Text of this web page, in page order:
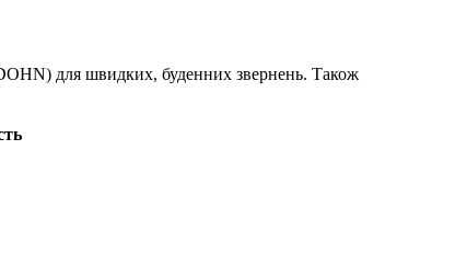
для швидких, буденних звернень. Також